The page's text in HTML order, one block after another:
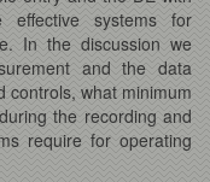
systems for
In the discussion we
and the data
controls, what minimum
the recording and
require for operating